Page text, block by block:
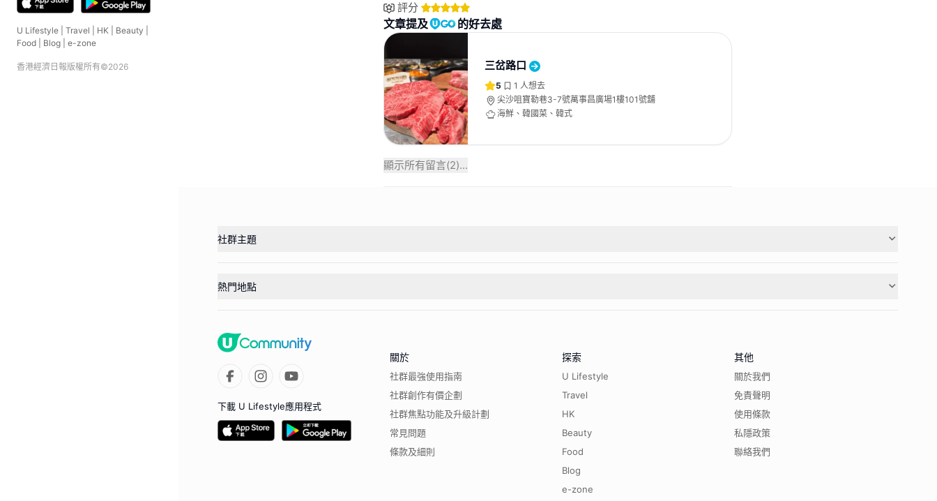
U Lifestyle Travel HK Beauty
Food
Blog e-zone
香港經濟日報版權所有©2026
評分
文章提及 的好去處
三岔路口
5 1 人想去
尖沙咀寶勒巷3-7號萬事昌廣場1樓101號舖
海鮮、韓國菜、韓式
顯示所有留言(2)...
社群主題
熱門地點
下載 U Lifestyle應用程式
關於
社群最強使用指南
社群創作有價企劃
社群焦點功能及升級計劃
常見問題
條款及細則
探索
U Lifestyle
Travel
HK
Beauty
Food
Blog
e-zone
其他
關於我們
免責聲明
使用條款
私隱政策
聯絡我們